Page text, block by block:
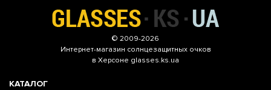
© 2009-2026
Интернет-магазин солнцезащитных очков
в Херсоне glasses.ks.ua
КАТАЛОГ